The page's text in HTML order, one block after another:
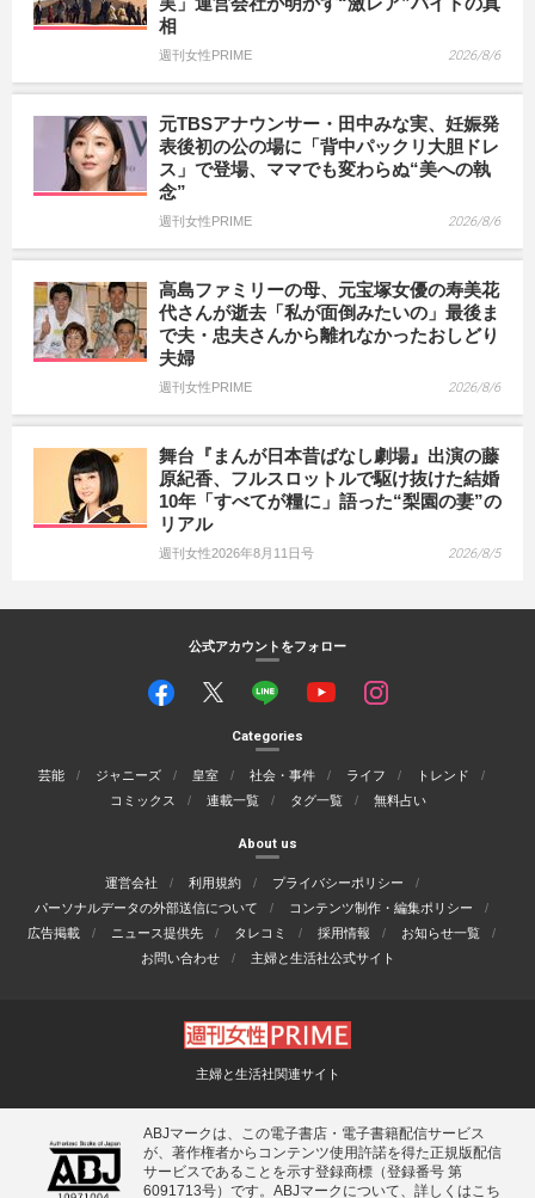
相
週刊女性PRIME 2026/8/6
元TBSアナウンサー・田中みな実、妊娠発
表後初の公の場に「背中パックリ大胆ドレ
ス」で登場、ママでも変わらぬ“美への執
念”
週刊女性PRIME 2026/8/6
高島ファミリーの母、元宝塚女優の寿美花
代さんが逝去「私が面倒みたいの」最後ま
で夫・忠夫さんから離れなかったおしどり
夫婦
週刊女性PRIME 2026/8/6
舞台『まんが日本昔ばなし劇場』出演の藤
原紀香、フルスロットルで駆け抜けた結婚
10年「すべてが糧に」語った“梨園の妻”の
リアル
週刊女性2026年8月11日号 2026/8/5
公式アカウントをフォロー
Categories
芸能 ジャニーズ 皇室 社会・事件 ライフ
トレンド
コミックス
連載一覧 タグ一覧 無料占い
About us
運営会社 利用規約
プライバシーポリシー
パーソナルデータの外部送信について
コンテンツ制作・編集ポリシー
広告掲載
ニュース提供先 タレコミ 採用情報
お知らせ一覧
お問い合わせ
主婦と生活社公式サイト
主婦と生活社関連サイト
ABJマークは、この電子書店・電子書籍配信サービス
が、著作権者からコンテンツ使用許諾を得た正規版配信
サービスであることを示す登録商標（登録番号 第
6091713号）です。ABJマークについて、詳しくはこち